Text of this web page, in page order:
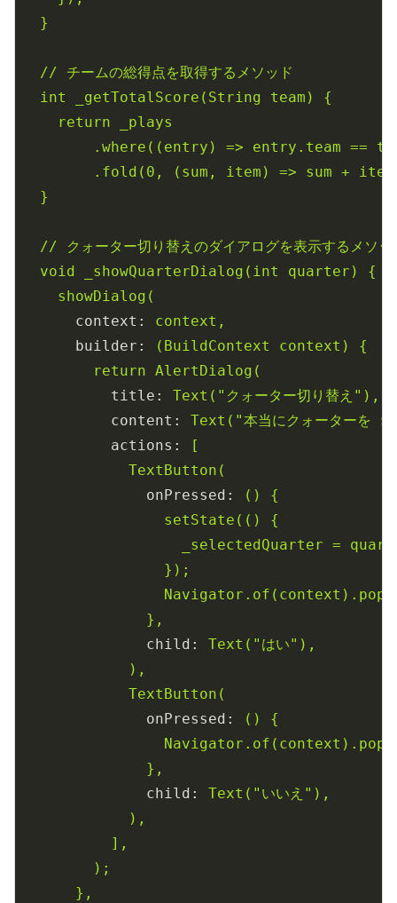
}
// チームの総得点を取得するメソッド
int
_getTotalScore(String team)
{
return
_plays
.where((entry)
=> entry.team ==
.fold(0,
(sum, item) => sum +
}
//
クォーター切り替えのダイアログを表示するメソッ
void
_showQuarterDialog(int quarter)
{
showDialog(
context:
context,
builder:
(BuildContext context)
{
return AlertDialog(
title:
Text("クォーター切り替え"),
content:
Text("本当にクォーターを
actions:
[
TextButton(
onPressed:
()
{
setState(()
{
_selectedQuarter =
});
},
child:
Text("はい"),
),
TextButton(
onPressed:
()
{
},
child:
Text("いいえ"),
),
],
);
},